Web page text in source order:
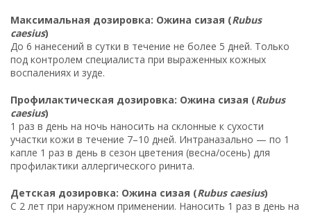
Максимальная дозировка: Ожина сизая (Rubus
caesius)
До 6 нанесений в сутки в течение не более 5 дней. Только
под контролем специалиста при выраженных кожных
воспалениях и зуде.
Профилактическая дозировка: Ожина сизая (Rubus
caesius)
1 раз в день на ночь наносить на склонные к сухости
участки кожи в течение 7–10 дней. Интраназально — по 1
капле 1 раз в день в сезон цветения (весна/осень) для
профилактики аллергического ринита.
Детская дозировка: Ожина сизая (Rubus caesius)
С 2 лет при наружном применении. Наносить 1 раз в день на